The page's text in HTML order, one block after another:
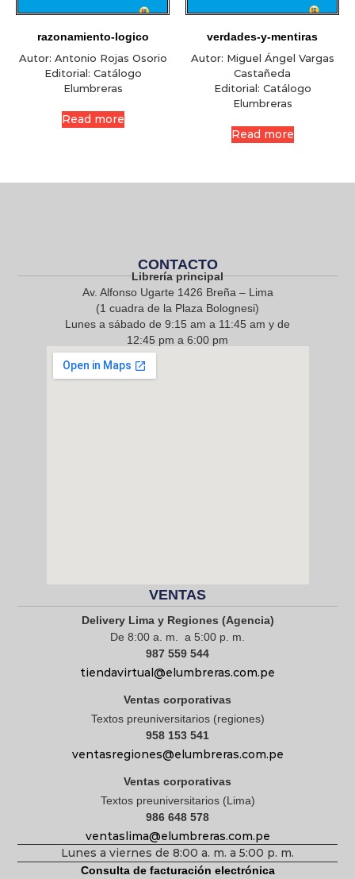
razonamiento-logico
Autor: Antonio Rojas Osorio
Editorial: Catálogo
Elumbreras
Read more
verdades-y-mentiras
Autor: Miguel Ángel Vargas
Castañeda
Editorial: Catálogo
Elumbreras
Read more
CONTACTO
Librería principal
Av. Alfonso Ugarte 1426 Breña – Lima
(1 cuadra de la Plaza Bolognesi)
Lunes a sábado de 9:15 am a 11:45 am y de
12:45 pm a 6:00 pm
968 217 912
VENTAS
Delivery Lima y Regiones (Agencia)
De 8:00 a. m. a 5:00 p. m.
987 559 544
tiendavirtual@elumbreras.com.pe
Ventas corporativas
Textos preuniversitarios (regiones)
958 153 541
ventasregiones@elumbreras.com.pe
Ventas corporativas
Textos preuniversitarios (Lima)
986 648 578
ventaslima@elumbreras.com.pe
Lunes a viernes de 8:00 a. m. a 5:00 p. m.
Consulta de facturación electrónica